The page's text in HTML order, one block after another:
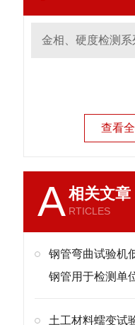
金相、硬度检测系
查看
A相关文章
RTICLES
钢管弯曲试验机
钢管用于检测单
土工材料蠕变试